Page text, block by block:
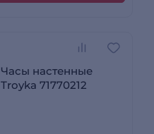
Часы настенные
Troyka 71770212